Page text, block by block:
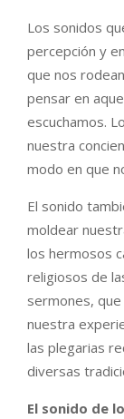
Los sonidos
percepción y
que nos
pensar en
escuchamos.
nuestra
modo en que
El sonido
moldear
los hermosos
religiosos de
sermones,
nuestra
las plegarias
diversas
El sonido de